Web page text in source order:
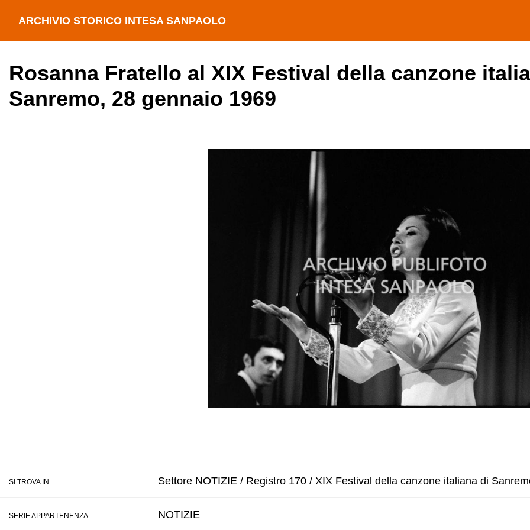
ARCHIVIO STORICO INTESA SANPAOLO
Rosanna Fratello al XIX Festival della canzone
Sanremo, 28 gennaio 1969
SI TROVA IN Settore NOTIZIE / Registro 170 / XIX Festival della canzone italiana di
SERIE APPARTENENZA NOTIZIE